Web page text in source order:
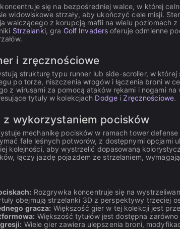
się na bezpośredniej walce, w której
widowiskowe strzały, aby ukończyć cele misji.
walczącego z korupcją mafii na wielu poziomach
Strzelanki, gra Golf Invaders oferuje odmienne
i zręcznościowe
strukturę typu runner lub side-scroller, w której
po torze, niszczenia wrogów i łączenia broni w
z wirusami za pomocą ataków rękami i nogami
tytuły w kolekcjach Dodge iZręcznościowe.
z wykorzystaniem pocisków
mechanikę pocisków w ramach tower
fale leśnych potworów, z dostępnymi opcjami
kolejności, aby wystrzelić dopasowaną
łączy jazdę pojazdem ze strzelaniem,
Rozgrywka koncentruje się na
obejmują strzelanki 3D z perspektywy trzeciej
gracza: Większość gier w tej kolekcji jest
Większość tytułów jest dostępna
Wiele gier zawiera ulepszenia broni,